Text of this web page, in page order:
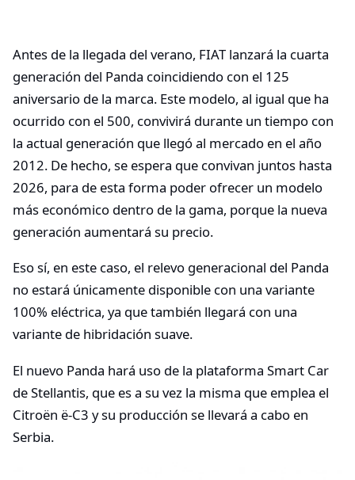
Antes de la llegada del verano, FIAT lanzará la cuarta
generación del Panda coincidiendo con el 125
aniversario de la marca. Este modelo, al igual que ha
ocurrido con el 500, convivirá durante un tiempo con
la actual generación que llegó al mercado en el año
2012. De hecho, se espera que convivan juntos hasta
2026, para de esta forma poder ofrecer un modelo
más económico dentro de la gama, porque la nueva
generación aumentará su precio.
Eso sí, en este caso, el relevo generacional del Panda
no estará únicamente disponible con una variante
100% eléctrica, ya que también llegará con una
variante de hibridación suave.
El nuevo Panda hará uso de la plataforma Smart Car
de Stellantis, que es a su vez la misma que emplea el
Citroën ë-C3 y su producción se llevará a cabo en
Serbia.